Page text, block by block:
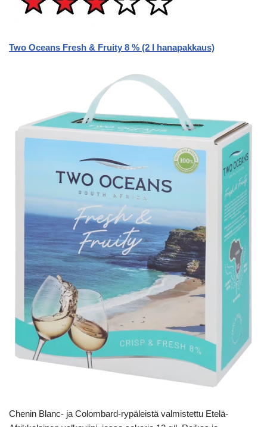
Two Oceans Fresh & Fruity 8 % (2 l hanapakkaus)
Chenin Blanc- ja Colombard-rypäleistä valmistettu Etelä-